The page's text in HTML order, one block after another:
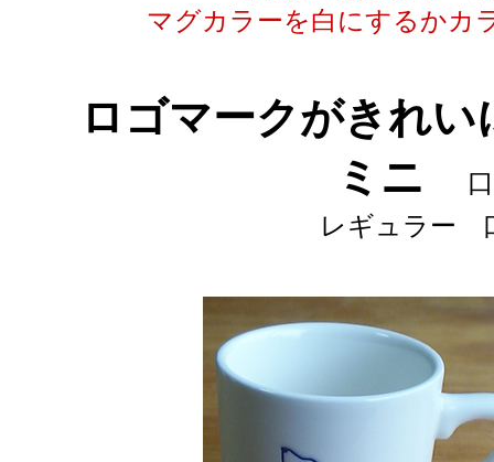
マグカラーを白にするかカ
ロゴマークがきれ
ミニ
レギュラー